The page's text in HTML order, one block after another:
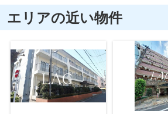
エリアの近い物件